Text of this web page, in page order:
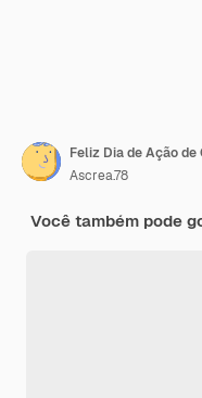
Feliz Dia de Ação de
Ascrea.78
Você também pode